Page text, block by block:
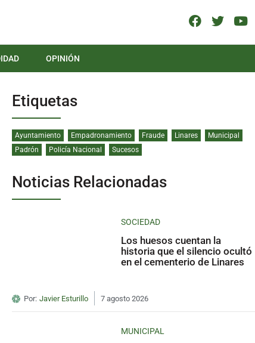
OPINIÓN
Etiquetas
Ayuntamiento Empadronamiento Fraude Linares
Municipal
Padrón
Policía Nacional Sucesos
Noticias Relacionadas
SOCIEDAD
Los huesos cuentan la
historia que el silencio ocultó
en el cementerio de Linares
Por: Javier Esturillo 7 agosto 2026
MUNICIPAL